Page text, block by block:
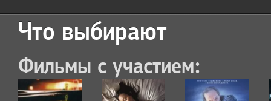
Что выбирают
Фильмы с участием: